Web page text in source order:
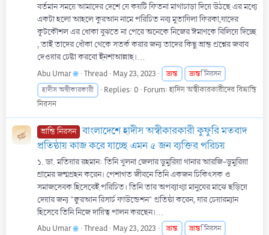
বর্তমান সময়ে আমাদের দেশে যে কয়টি ফিতনা মাথাচাড়া দিয়ে উঠছে এর মধ্যে
একটা হলো আহলে কুরআন নামে পরিচিত নব্য মুতাযিলা ফিরকা,যাদের
কূটকৌশল এর ধোকা বুঝতে না পেরে অনেকে নিজের ঈমাণকে বিলিয়ে দিচ্ছে
, তাই তাদের ধোঁকা থেকে সতর্ক করার জন্য তাদের কিছু ভ্রান্ত প্রশ্নের জবাব
দেওয়ার চেষ্টা করবো ইনশাআল্লাহ।...
Abu Umar Thread May 23, 2023 ভ্রান্ত ভ্রান্তি নিরসন
হাদীস অস্বীকারকারী
Replies: 0 Forum:হাদিস অস্বীকারকারীদের বিভ্রান্তি
নিরসন
ভ্রান্তি নিরসন বাংলাদেশে হাদীস অস্বীকারকারী কুফুরি মতবাদ
প্রতিষ্ঠায় কাজ করে যাচ্ছে এমন ৫ জন ব্যক্তির পরিচয়
১. ডা. মতিয়ার রহমান: তিনি খুলনা জেলার ডুমুরিয়া থানার আরজি-ডুমুরিয়া
গ্রামের জন্মগ্রহন করেন। পেশাগত জীবনে তিনি একজন চিকিৎসক ও
সমাজসেবক হিসেবেই পরিচিত। তিনি তার অপব্যাখ্যা মানুষের মাঝে ছড়িয়ে
দেয়ার জন্য "ক্বুরআন রিসার্চ ফাউন্ডেশন" প্রতিষ্ঠা করেন, যার চেয়ারম্যান
হিসেবে তিনি নিজে দায়িত্ব পালন করছেন।...
Abu Umar Thread May 23, 2023 ভ্রান্ত ভ্রান্তি নিরসন